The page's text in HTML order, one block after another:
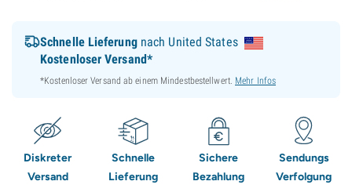
Schnelle Lieferungnach United States
Kostenloser Versand*
*Kostenloser Versand ab einem Mindestbestellwert. Mehr Infos
Diskreter
Versand
Schnelle
Lieferung
Sichere
Bezahlung
Sendungs
Verfolgung